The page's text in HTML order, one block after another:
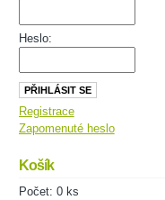
Heslo:
Registrace
Zapomenuté heslo
Košík
Počet: 0 ks